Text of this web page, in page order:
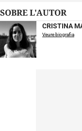
SOBRE L'AUTOR
CRISTINA
Veure biografia